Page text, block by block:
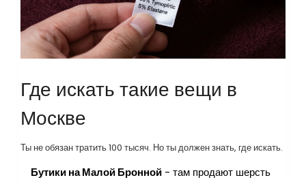
Где искать такие вещи в
Москве
Ты не обязан тратить 100 тысяч. Но ты должен знать, где искать.
Бутики на Малой Бронной - там продают шерсть